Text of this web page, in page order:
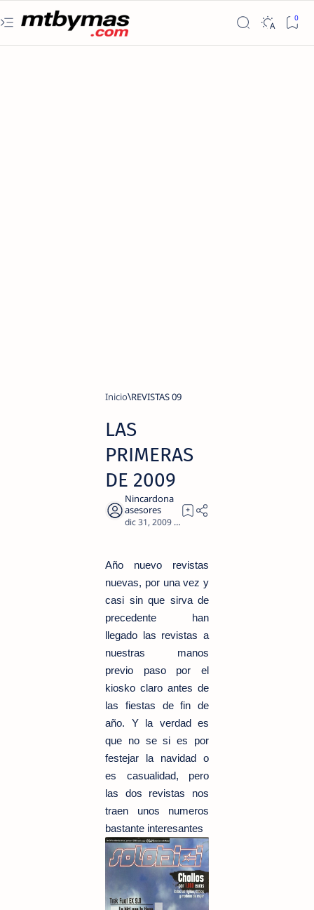
Inicio REVISTAS 09
LAS
PRIMERAS
DE 2009
1
Año nuevo revistas
nuevas, por una vez y
casi sin que sirva de
precedente han
llegado las revistas a
nuestras manos
previo paso por el
kiosko claro antes de
las fiestas de fin de
año. Y la verdad es
que no se si es por
festejar la navidad o
es casualidad, pero
las dos revistas nos
traen unos numeros
bastante interesantes